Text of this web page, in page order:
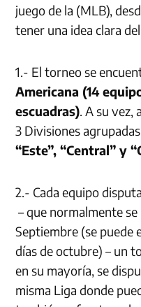
juego de la (MLB),
tener una idea clara
1.- El torneo se
Americana (14
escuadras). A su vez,
3 Divisiones
“Este”, “Central” y
2.- Cada equipo
– que normalmente
Septiembre (se puede
días de octubre) – un
en su mayoría, se
misma Liga donde